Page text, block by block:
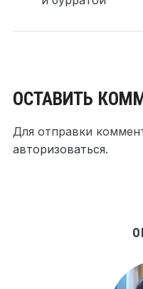
ОСТАВИТЬ
Для отправки
авторизоваться.